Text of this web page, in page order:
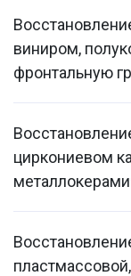
виниром,
фронтальную
циркониевом